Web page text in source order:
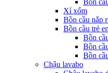
Bồn
Xí xổm
Bồn cầu nắp
Bồn cầu trẻ
Bồn
Bồn
Bồn
Chậu lavabo